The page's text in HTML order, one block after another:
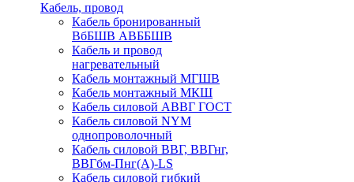
Кабель, провод
Кабель бронированный
ВбБШВ АВББШВ
Кабель и провод
нагревательный
Кабель монтажный МГШВ
Кабель монтажный МКШ
Кабель силовой АВВГ ГОСТ
Кабель силовой NYM
однопроволочный
Кабель силовой ВВГ, ВВГнг,
ВВГбм-Пнг(А)-LS
Кабель силовой гибкий